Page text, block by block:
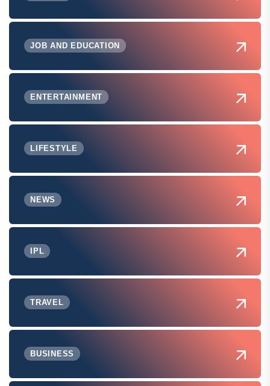
JOB AND EDUCATION
ENTERTAINMENT
LIFESTYLE
NEWS
IPL
TRAVEL
BUSINESS